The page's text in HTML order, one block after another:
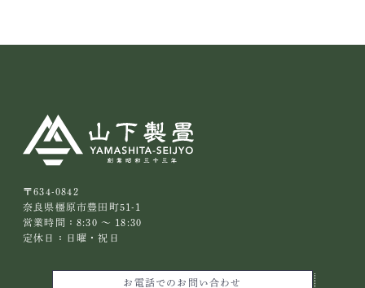
〒634-0842
奈良県橿原市豊田町51-1
営業時間：8:30 ～ 18:30
定休日：日曜・祝日
お電話でのお問い合わせ